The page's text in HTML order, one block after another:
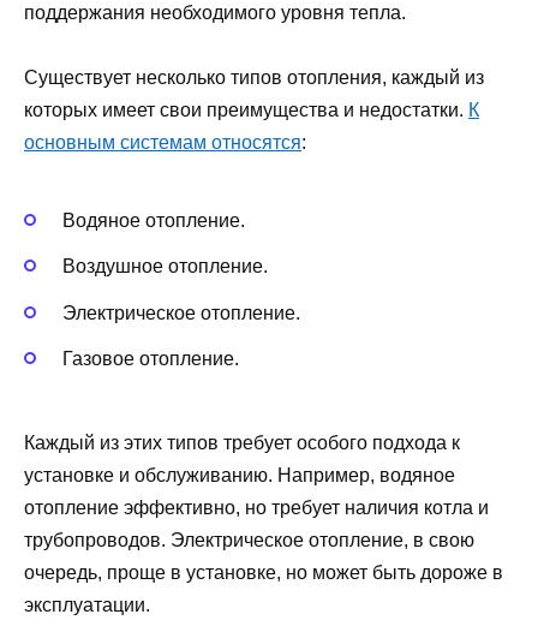
поддержания необходимого уровня тепла.
Существует несколько типов отопления, каждый из
которых имеет свои преимущества и недостатки. К
основным системам относятся:
Водяное отопление.
Воздушное отопление.
Электрическое отопление.
Газовое отопление.
Каждый из этих типов требует особого подхода к
установке и обслуживанию. Например, водяное
отопление эффективно, но требует наличия котла и
трубопроводов. Электрическое отопление, в свою
очередь, проще в установке, но может быть дороже в
эксплуатации.